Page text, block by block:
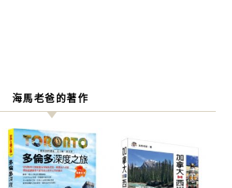
海馬老爸的著作